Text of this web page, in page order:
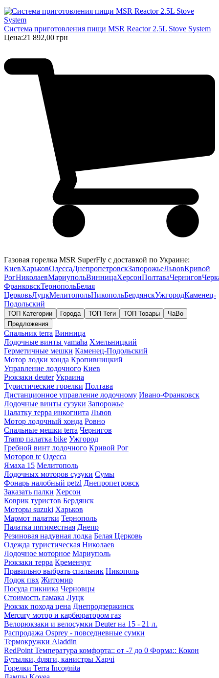
Система приготовления пищи MSR Reactor 2.5L Stove System
Цена:21 892,00 грн
Газовая горелка MSR SuperFly с доставкой по Украине:
КиевХарьковОдессаДнепропетровскЗапорожьеЛьвовКривой
РогНиколаевМариупольВинницаХерсонПолтаваЧернигов
ФранковскТернопольБелая
ЦерковьЛуцкМелитопольНикопольБердянскУжгородКаменец-
Подольский
ТОП Категории Города ТОП Теги ТОП Товары
ЧаВо
Предложения
Спальник terra Винница
Лодочные винты yamaha Хмельницкий
Герметичные мешки Каменец-Подольский
Мотор лодки хонда Кропивницкий
Управление лодочного Киев
Рюкзаки deuter Украина
Туристические горелки Полтава
Дистанционное управление лодочному Ивано-Франковск
Лодочные винты сузуки Запорожье
Палатку терра инкогнита Львов
Мотор лодочный хонда Ровно
Спальные мешки terra Чернигов
Tramp палатка bike Ужгород
Гребной винт лодочного Кривой Рог
Моторов tc Одесса
Ямаха 15 Мелитополь
Лодочных моторов сузуки Сумы
Фонарь налобный petzl Днепропетровск
Заказать палки Херсон
Коврик туристов Бердянск
Моторы suzuki Харьков
Мармот палатки Тернополь
Палатка пятиместная Днепр
Резиновая надувная лодка Белая Церковь
Одежда туристическая Николаев
Лодочное моторное Мариуполь
Рюкзаки терра Кременчуг
Правильно выбрать спальник Никополь
Лодок пвх Житомир
Посуда пикника Черновцы
Стоимость гамака Луцк
Рюкзак похода цена Днепродзержинск
Mercury мотор и карбюратором газ
Велорюкзаки и велосумки Deuter на 15 - 21 л.
Распродажа Osprey - повседневные сумки
Термокружки Aladdin
RedPoint Температура комфорта:: от -7 до 0 Форма:: Кокон
Бутылки, фляги, канистры Харчі
Горелки Terra Incognita